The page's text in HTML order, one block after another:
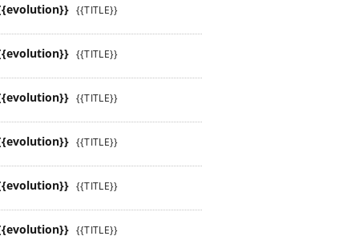
{{TITLE}}
{{TITLE}}
{{TITLE}}
{{TITLE}}
{{TITLE}}
{{TITLE}}